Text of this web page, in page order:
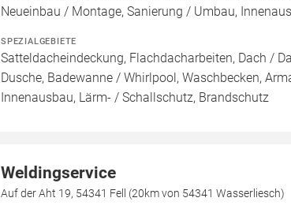
Neueinbau / Montage, Sanierung / Umbau,
SPEZIALGEBIETE
Satteldacheindeckung, Flachdacharbeiten, Dach /
Dusche, Badewanne / Whirlpool, Waschbecken,
Innenausbau, Lärm- / Schallschutz, Brandschutz
Weldingservice
Auf der Aht 19, 54341 Fell (20km von 54341 Wasserliesch)